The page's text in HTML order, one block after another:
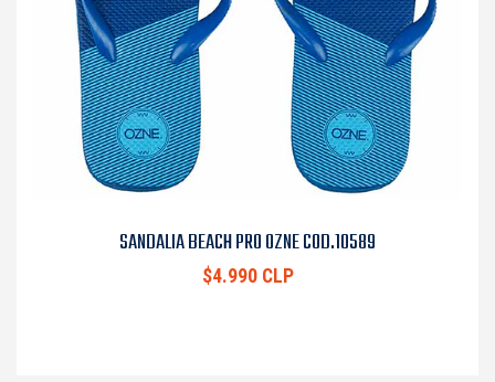
SANDALIA BEACH PRO OZNE COD.10589
$4.990 CLP